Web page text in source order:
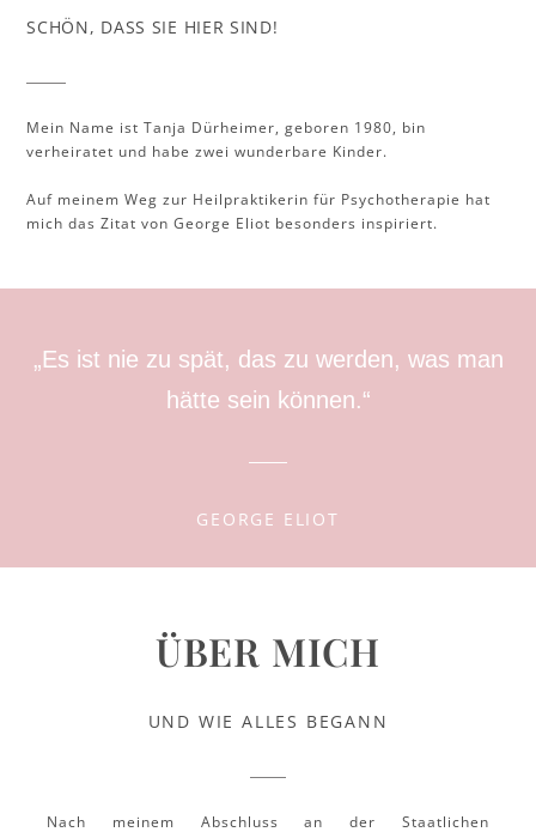
SCHÖN, DASS SIE HIER SIND!
Mein Name ist Tanja Dürheimer, geboren 1980, bin
verheiratet und habe zwei wunderbare Kinder.
Auf meinem Weg zur Heilpraktikerin für Psychotherapie hat
mich das Zitat von George Eliot besonders inspiriert.
„Es ist nie zu spät, das zu werden, was man
hätte sein können.“
GEORGE ELIOT
ÜBER MICH
UND WIE ALLES BEGANN
Nach meinem Abschluss an der Staatlichen